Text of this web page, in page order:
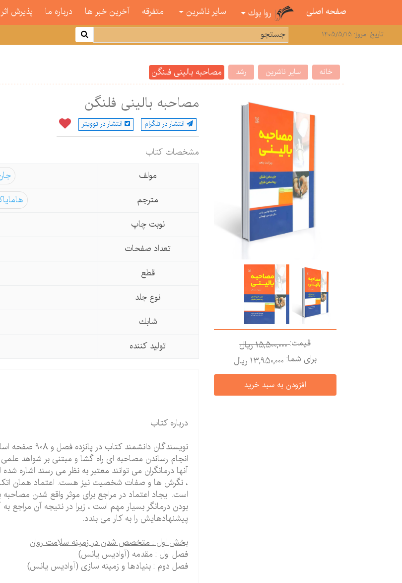
صفحه اصلی روا بوك سایر ناشرین متفرقه آخرین خبر ها درباره ما پذیرش اثر
تاریخ امروز: 1405/5/15
خانه سایر ناشرین رشد مصاحبه بالینی فلنگن
قیمت:15,500,000 ريال
برای شما: 13,950,000 ريال
مصاحبه بالینی فلنگن
انتشار در تلگرام انتشار در توویتر
مشخصات كتاب
مولف
مترجم
نوبت چاپ
تعداد صفحات
قطع
نوع جلد
شابك
تولید كننده
درباره کتاب
نویسندگان
انجام رساندن مصاحبه ای راه گشا و مبتنی بر شواهد
آنها درمانگران می توانند معتبر به نظر می رسند اشاره
، نگرش ها و صفات شخصیت نیز هست. اعتماد همان
است. ایجاد اعتماد در مراجع برای موثر واقع شدن مصاحبه
بودن درمانگر بسیار مهم است ، زیرا در نتیجه آن مراجع
پیشنهادهایش را به کار می بندد.
بخش اول : متخصص شدن در زمینه سلامت روان
فصل اول : مقدمه (آوادیس یانس)
فصل دوم : بنیادها و زمینه سازی (آوادیس یانس)